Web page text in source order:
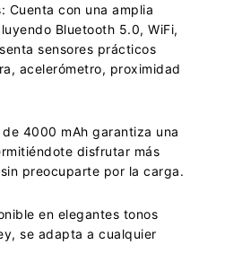
Cuenta con una amplia
Bluetooth 5.0, WiFi,
sensores prácticos
acelerómetro, proximidad
4000 mAh garantiza una
disfrutar más
preocuparte por la carga.
en elegantes tonos
se adapta a cualquier